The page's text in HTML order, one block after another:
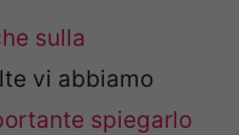
sulla
vi abbiamo
spiegarlo